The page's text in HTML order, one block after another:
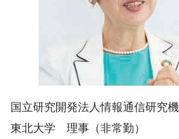
国立研究開発法人情報通信研究
東北大学 理事（非常勤）